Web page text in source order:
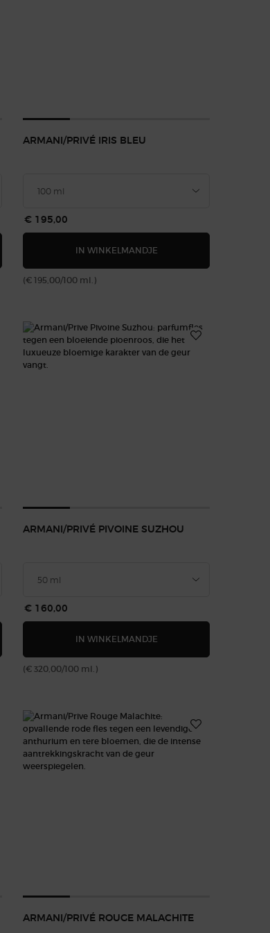
ORANGE MÉDITERRANÉE
ARMANI/PRIVÉ IRIS BLEU
€ 195,00
IN WINKELMANDJE
(€ 195,00/100 ml.)
ARMANI/PRIVÉ PIVOINE SUZHOU
€ 160,00
IN WINKELMANDJE
(€ 320,00/100 ml.)
ARMANI/PRIVÉ ROUGE MALACHITE